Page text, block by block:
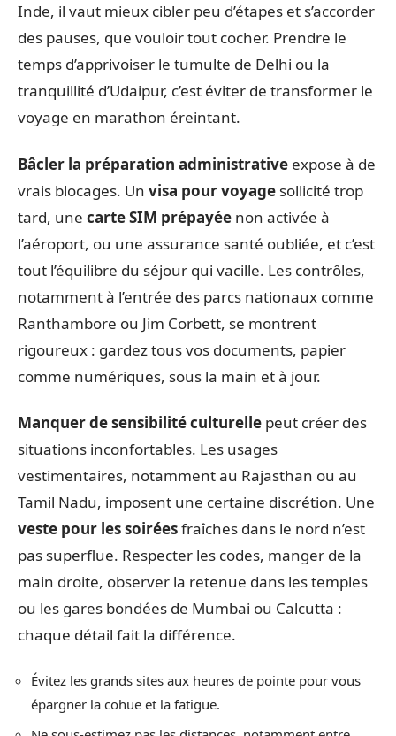
Inde, il vaut mieux cibler peu d’étapes et s’accorder
des pauses, que vouloir tout cocher. Prendre le
temps d’apprivoiser le tumulte de Delhi ou la
tranquillité d’Udaipur, c’est éviter de transformer le
voyage en marathon éreintant.
Bâcler la préparation administrative expose à de
vrais blocages. Un visa pour voyage sollicité trop
tard, une carte SIM prépayée non activée à
l’aéroport, ou une assurance santé oubliée, et c’est
tout l’équilibre du séjour qui vacille. Les contrôles,
notamment à l’entrée des parcs nationaux comme
Ranthambore ou Jim Corbett, se montrent
rigoureux : gardez tous vos documents, papier
comme numériques, sous la main et à jour.
Manquer de sensibilité culturelle peut créer des
situations inconfortables. Les usages
vestimentaires, notamment au Rajasthan ou au
Tamil Nadu, imposent une certaine discrétion. Une
veste pour les soiréesfraîches dans le nord n’est
pas superflue. Respecter les codes, manger de la
main droite, observer la retenue dans les temples
ou les gares bondées de Mumbai ou Calcutta :
chaque détail fait la différence.
Évitez les grands sites aux heures de pointe pour vous
épargner la cohue et la fatigue.